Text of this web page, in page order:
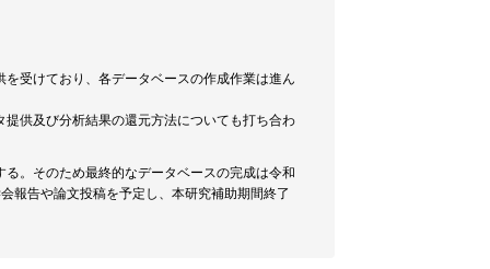
受けており、各データベースの作成作業は進ん
供及び分析結果の還元方法についても打ち合わ
。そのため最終的なデータベースの完成は令和
報告や論文投稿を予定し、本研究補助期間終了